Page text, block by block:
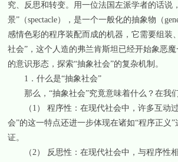
究、反思和转变。用一位法国左派学者的话说
景”（spectacle），是一个一般化的抽象物（
感情色彩的程序装配而成的机器，它需要组装
社会”，这个人造的弗兰肯斯坦已经开始象恶
的意识形态，探索“抽象社会”的复杂机制。
1．什么是“抽象社会”
那么，“抽象社会”究竟意味着什么？在我们
（1） 程序性：在现代社会中，许多互动过
会”的这一特点还进一步体现在诸如“程序正义
证。
（2） 反思性：在现代社会中，与程序性相